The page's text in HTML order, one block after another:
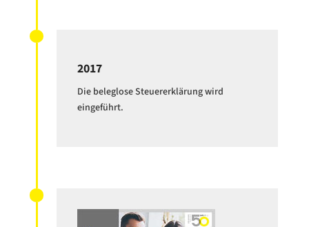
2017
Die beleglose Steuererklärung wird
eingeführt.